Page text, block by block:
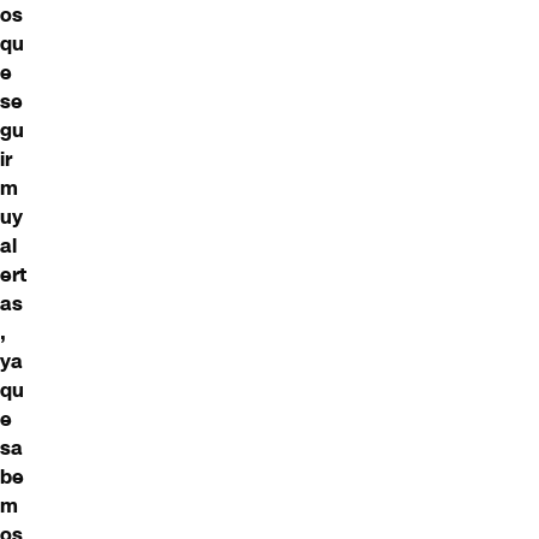
os
qu
e
se
gu
ir
m
uy
al
ert
as
,
ya
qu
e
sa
be
m